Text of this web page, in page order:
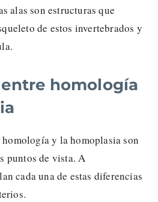
alas son estructuras que
de estos invertebrados y
homología
y la homoplasia son
puntos de vista. A
cada una de estas diferencias